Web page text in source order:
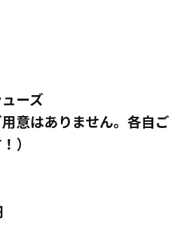
ーズ
意はありません。各自ご
）